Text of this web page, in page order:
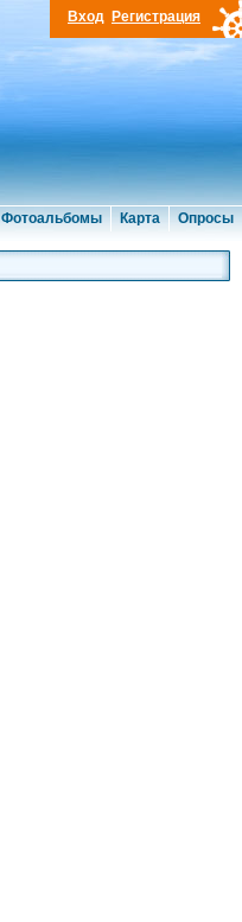
Фотоальбомы Карта Опросы
Вход Регистрация